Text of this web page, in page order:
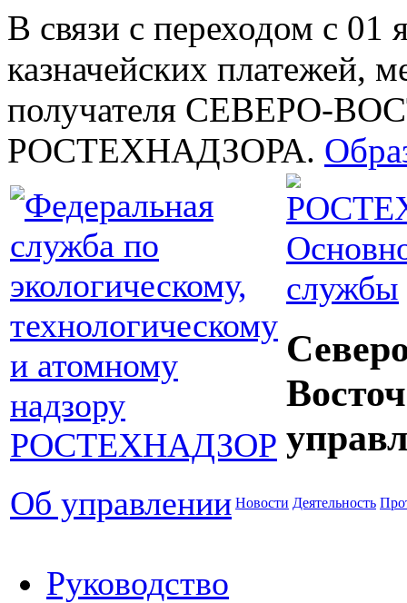
В связи с переходом с 01
казначейских платежей,
получателя СЕВЕРО-
РОСТЕХНАДЗОРА.
службы
Об управлении Новости Деятельность
Руководство